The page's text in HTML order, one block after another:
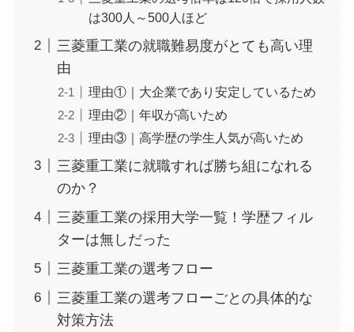
は300人～500人ほど
三菱重工業の就職難易度がとても高い理
由
理由①｜大企業であり安定しているため
理由②｜年収が高いため
理由③｜高学歴の学生人気が高いため
三菱重工業に就職すれば勝ち組になれる
のか？
三菱重工業の採用大学一覧！学歴フィル
ターは無しだった
三菱重工業の選考フロー
三菱重工業の選考フローごとの具体的な
対策方法